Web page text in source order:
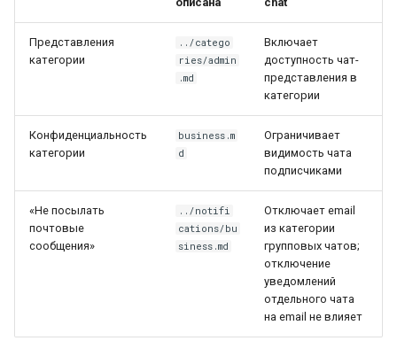
Представления
категории
../catego
ries/admin
.md
Включает
доступность чат-
представления в
категории
Конфиденциальность
категории
business.m
d
Ограничивает
видимость чата
подписчиками
«Не посылать
почтовые
сообщения»
../notifi
cations/bu
siness.md
Отключает email
из категории
групповых чатов;
отключение
уведомлений
отдельного чата
на email не влияет